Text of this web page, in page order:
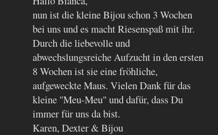
nun ist die kleine Bijou schon 3 Wochen
bei uns und es macht Riesenspaß mit ihr.
Durch die liebevolle und
abwechslungsreiche Aufzucht in den ersten
8 Wochen ist sie eine fröhliche,
aufgeweckte Maus. Vielen Dank für das
kleine "Meu-Meu" und dafür, dass Du
immer für uns da bist.
Karen, Dexter & Bijou